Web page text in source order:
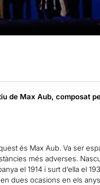
de Max Aub, composat
és Max Aub. Va ser
més adverses.
el 1914 i surt d’ella el
dues ocasions en els